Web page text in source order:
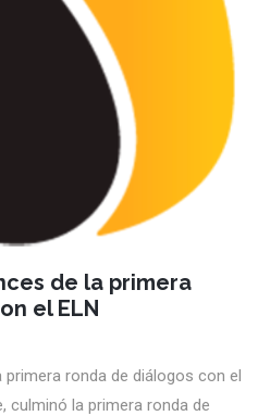
de la primera
el ELN
ronda de diálogos con el
culminó la primera ronda de